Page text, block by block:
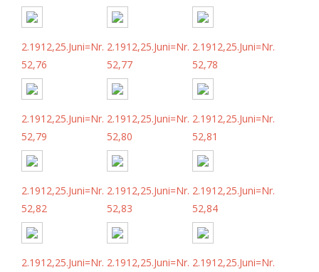
2.1912,25.Juni=Nr.
52,76
2.1912,25.Juni=Nr.
52,77
2.1912,25.Juni=Nr.
52,78
2.1912,25.Juni=Nr.
52,79
2.1912,25.Juni=Nr.
52,80
2.1912,25.Juni=Nr.
52,81
2.1912,25.Juni=Nr.
52,82
2.1912,25.Juni=Nr.
52,83
2.1912,25.Juni=Nr.
52,84
2.1912,25.Juni=Nr. 2.1912,25.Juni=Nr. 2.1912,25.Juni=Nr.